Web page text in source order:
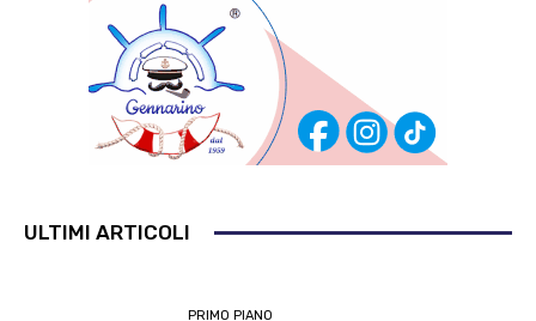
ULTIMI ARTICOLI
PRIMO PIANO